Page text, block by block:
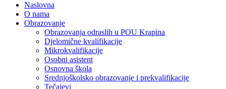
Naslovna
O nama
Obrazovanje
Obrazovanja odraslih u POU Krapina
Djelomične kvalifikacije
Mikrokvalifikacije
Osobni asistent
Osnovna škola
Srednjoškolsko obrazovanje i prekvalifikacije
Tečajevi